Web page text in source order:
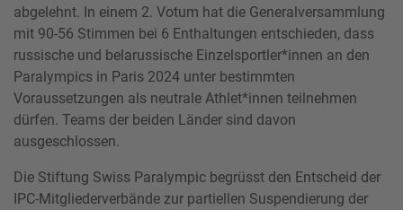
abgelehnt. In einem 2. Votum hat die Generalversammlung
mit 90-56 Stimmen bei 6 Enthaltungen entschieden, dass
russische und belarussische Einzelsportler*innen an den
Paralympics in Paris 2024 unter bestimmten
Voraussetzungen als neutrale Athlet*innen teilnehmen
dürfen. Teams der beiden Länder sind davon
ausgeschlossen.
Die Stiftung Swiss Paralympic begrüsst den Entscheid der
IPC-Mitgliederverbände zur partiellen Suspendierung der